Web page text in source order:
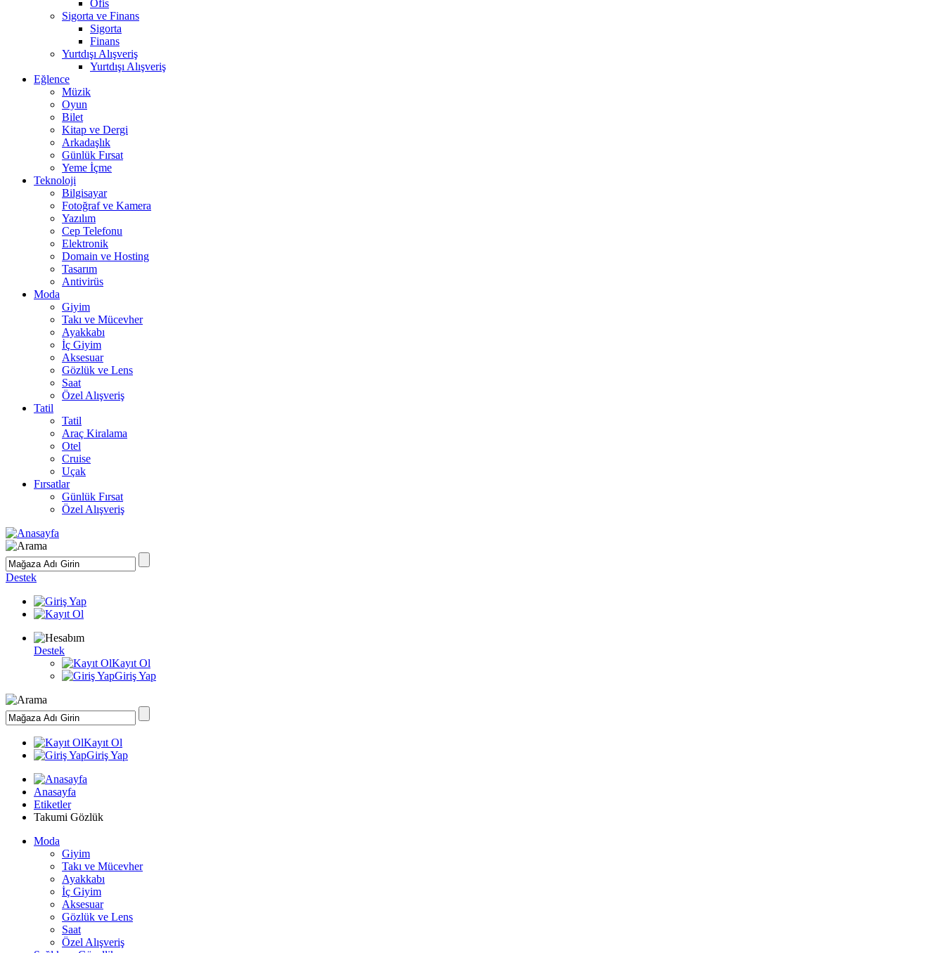
Ofis
Sigorta ve Finans
Sigorta
Finans
Yurtdışı Alışveriş
Yurtdışı Alışveriş
Eğlence
Müzik
Oyun
Bilet
Kitap ve Dergi
Arkadaşlık
Günlük Fırsat
Yeme İçme
Teknoloji
Bilgisayar
Fotoğraf ve Kamera
Yazılım
Cep Telefonu
Elektronik
Domain ve Hosting
Tasarım
Antivirüs
Moda
Giyim
Takı ve Mücevher
Ayakkabı
İç Giyim
Aksesuar
Gözlük ve Lens
Saat
Özel Alışveriş
Tatil
Tatil
Araç Kiralama
Otel
Cruise
Uçak
Fırsatlar
Günlük Fırsat
Özel Alışveriş
Destek
Destek
Kayıt Ol
Giriş Yap
Kayıt Ol
Giriş Yap
Anasayfa
Etiketler
Takumi Gözlük
Moda
Giyim
Takı ve Mücevher
Ayakkabı
İç Giyim
Aksesuar
Gözlük ve Lens
Saat
Özel Alışveriş